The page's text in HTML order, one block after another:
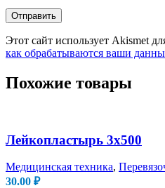
Этот сайт использует Akismet
как обрабатываются ваши
Похожие товары
Лейкопластырь 3х500
Медицинская техника,
30.00 ₽